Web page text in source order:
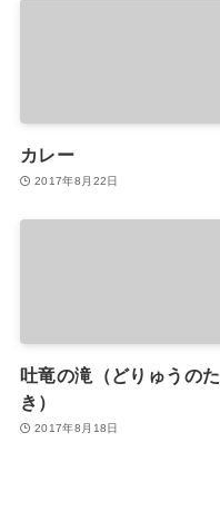
カレー
2017年8月22日
吐竜の滝（どりゅうのた
き）
2017年8月18日